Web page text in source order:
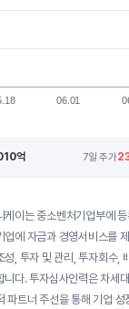
06.01
억 7일 주가
케이는 중소벤처기업부에
업에 자금과 경영서비스를
성, 투자 및 관리, 투자회수,
니다. 투자심사인력은 차세
파트너 주선을 통해 기업 성